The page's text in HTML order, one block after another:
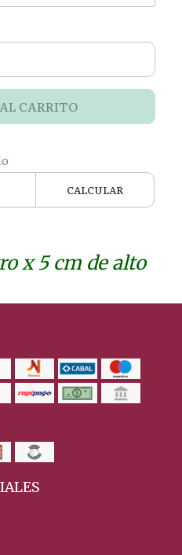
CARRITO
CALCULAR
x 5 cm de alto